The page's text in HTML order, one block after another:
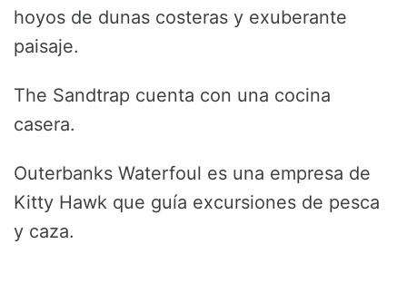
hoyos de dunas costeras y exuberante
paisaje.
The Sandtrap cuenta con una cocina
casera.
Outerbanks Waterfoul es una empresa de
Kitty Hawk que guía excursiones de pesca
y caza.